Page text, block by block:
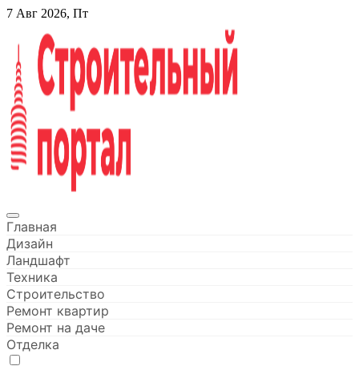
Перейти
содержанию
7 Авг 2026, Пт
Строительный портал
Главная
Дизайн
Ландшафт
Техника
Строительство
Ремонт квартир
Ремонт на даче
Отделка